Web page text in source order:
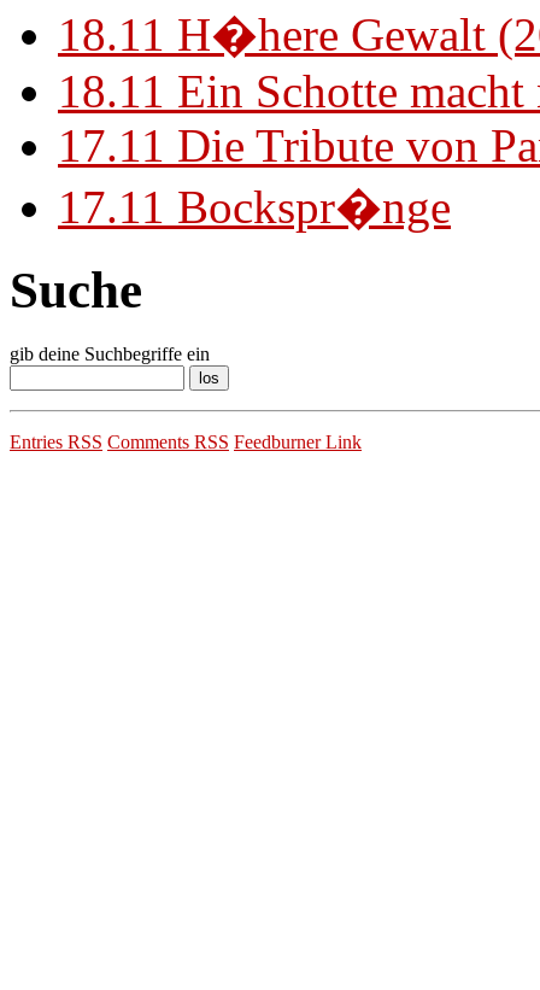
18.11 H�here Gewalt
18.11 Ein Schotte
17.11 Die Tribute von
17.11 Bockspr�nge
Suche
gib deine Suchbegriffe ein
Entries RSS Comments RSS Feedburner Link